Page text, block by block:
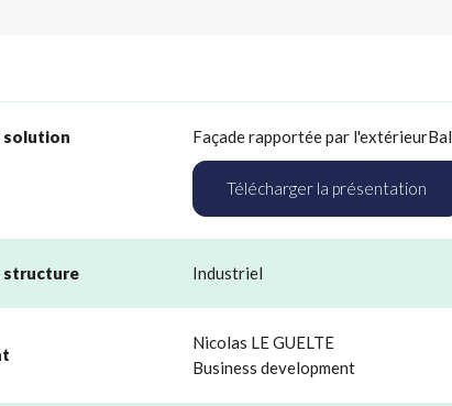
solution Façade rapportée par
Télécharger la présentation
structure Industriel
Nicolas LE GUELTE
Business development